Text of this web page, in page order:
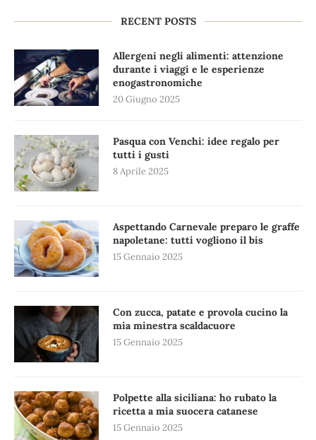
RECENT POSTS
Allergeni negli alimenti: attenzione
durante i viaggi e le esperienze
enogastronomiche
20 Giugno 2025
Pasqua con Venchi: idee regalo per
tutti i gusti
8 Aprile 2025
Aspettando Carnevale preparo le graffe
napoletane: tutti vogliono il bis
15 Gennaio 2025
Con zucca, patate e provola cucino la
mia minestra scaldacuore
15 Gennaio 2025
Polpette alla siciliana: ho rubato la
ricetta a mia suocera catanese
15 Gennaio 2025